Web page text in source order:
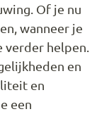
Of je nu
wanneer je
helpen.
en
en
een